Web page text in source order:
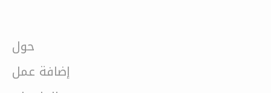
حول
إضافة عمل